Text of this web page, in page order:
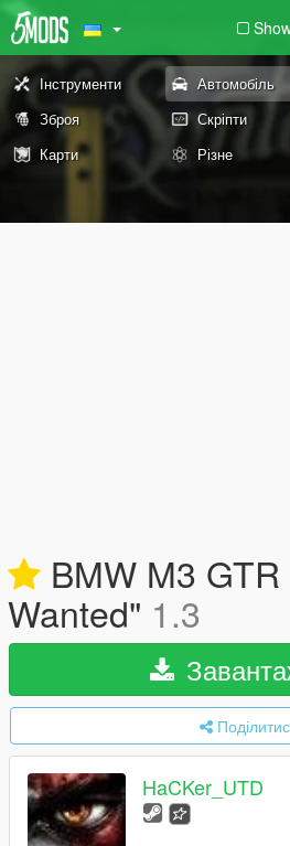
Інструменти Автомобіль
Зброя
Скріпти
Карти
Різне
BMW M3
Wanted" 1.3
HaCKer_UTD